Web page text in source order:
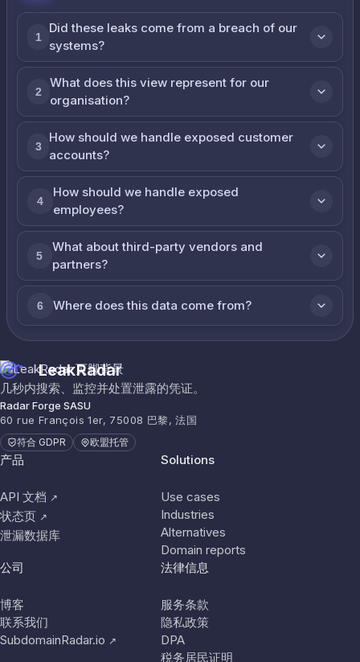
1
Did these leaks come from a breach of our
systems?
2
What does this view represent for our
organisation?
3
How should we handle exposed customer
accounts?
4
How should we handle exposed
employees?
5
What about third-party vendors and
partners?
6 Where does this data come from?
LeakRadar
几秒内搜索、监控并处置泄露的凭证。
Radar Forge SASU
60 rue François 1er, 75008 巴黎, 法国
符合 GDPR 欧盟托管
产品
API 文档 ↗
状态页 ↗
泄漏数据库
Solutions
Use cases
Industries
Alternatives
Domain reports
公司
博客
联系我们
SubdomainRadar.io ↗
法律信息
服务条款
隐私政策
DPA
税务居民证明